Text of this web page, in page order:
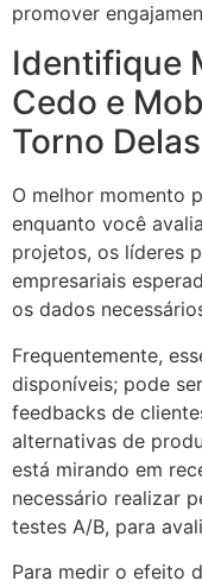
promover
Identifique
Cedo e
Torno Delas
O melhor momento
enquanto você
projetos, os líderes
empresariais
os dados
Frequentemente,
disponíveis; pode
feedbacks de
alternativas de
está mirando em
necessário realizar
testes A/B, para
Para medir o efeito